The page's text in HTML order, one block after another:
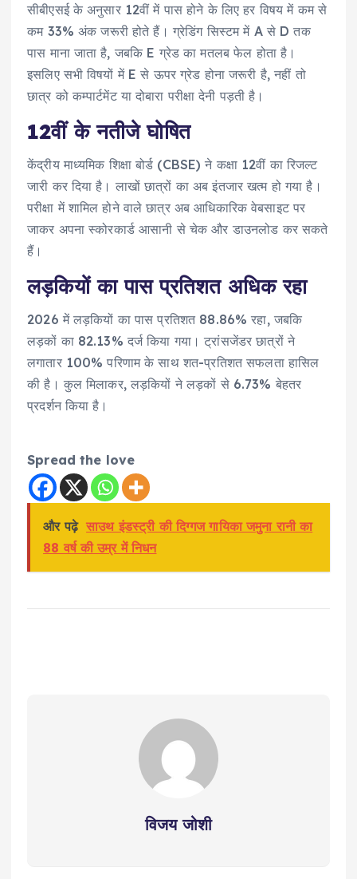
सीबीएसई के अनुसार 12वीं में पास होने के लिए हर विषय में कम से
कम 33% अंक जरूरी होते हैं। ग्रेडिंग सिस्टम में A से D तक
पास माना जाता है, जबकि E ग्रेड का मतलब फेल होता है।
इसलिए सभी विषयों में E से ऊपर ग्रेड होना जरूरी है, नहीं तो
छात्र को कम्पार्टमेंट या दोबारा परीक्षा देनी पड़ती है।
12वीं के नतीजे घोषित
केंद्रीय माध्यमिक शिक्षा बोर्ड (CBSE) ने कक्षा 12वीं का रिजल्ट
जारी कर दिया है। लाखों छात्रों का अब इंतजार खत्म हो गया है।
परीक्षा में शामिल होने वाले छात्र अब आधिकारिक वेबसाइट पर
जाकर अपना स्कोरकार्ड आसानी से चेक और डाउनलोड कर सकते
हैं।
लड़कियों का पास प्रतिशत अधिक रहा
2026 में लड़कियों का पास प्रतिशत 88.86% रहा, जबकि
लड़कों का 82.13% दर्ज किया गया। ट्रांसजेंडर छात्रों ने
लगातार 100% परिणाम के साथ शत-प्रतिशत सफलता हासिल
की है। कुल मिलाकर, लड़कियों ने लड़कों से 6.73% बेहतर
प्रदर्शन किया है।
Spread the love
और पढ़े साउथ इंडस्ट्री की दिग्गज गायिका जमुना रानी का
88 वर्ष की उम्र में निधन
विजय जोशी